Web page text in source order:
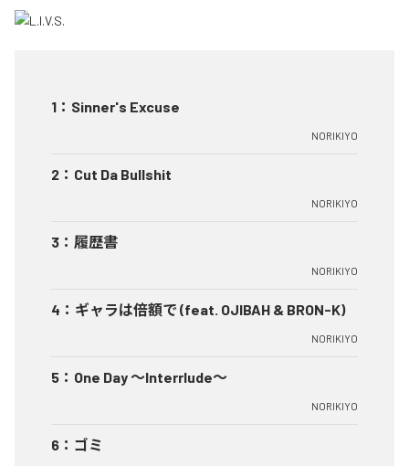
1 ： Sinner's Excuse
NORIKIYO
2 ： Cut Da Bullshit
NORIKIYO
3 ： 履歴書
NORIKIYO
4 ： ギャラは倍額で (feat. OJIBAH & BRON-K)
NORIKIYO
5 ： One Day ～Interrlude～
NORIKIYO
6 ： ゴミ